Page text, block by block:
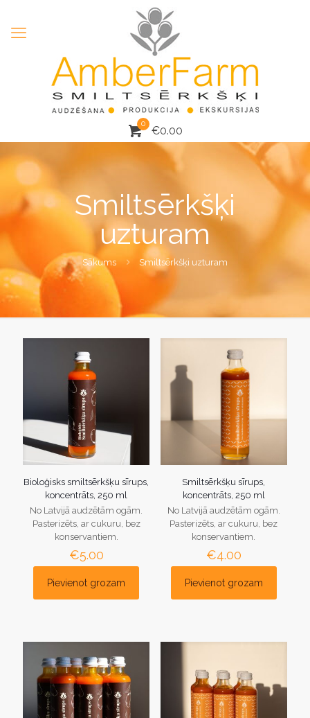
0
€0.00
Smiltsērkšķi
uzturam
Sākums Smiltsērkšķi uzturam
Bioloģisks smiltsērkšķu sīrups,
koncentrāts, 250 ml
No Latvijā audzētām ogām.
Pasterizēts, ar cukuru, bez
konservantiem.
€5.00
Pievienot grozam
Smiltsērkšķu sīrups,
koncentrāts, 250 ml
No Latvijā audzētām ogām.
Pasterizēts, ar cukuru, bez
konservantiem.
€4.00
Pievienot grozam